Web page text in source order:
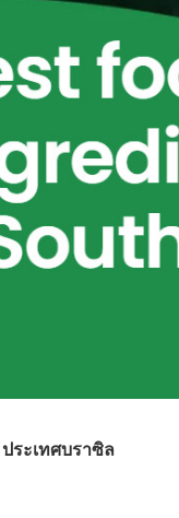
ระเทศบราซิล